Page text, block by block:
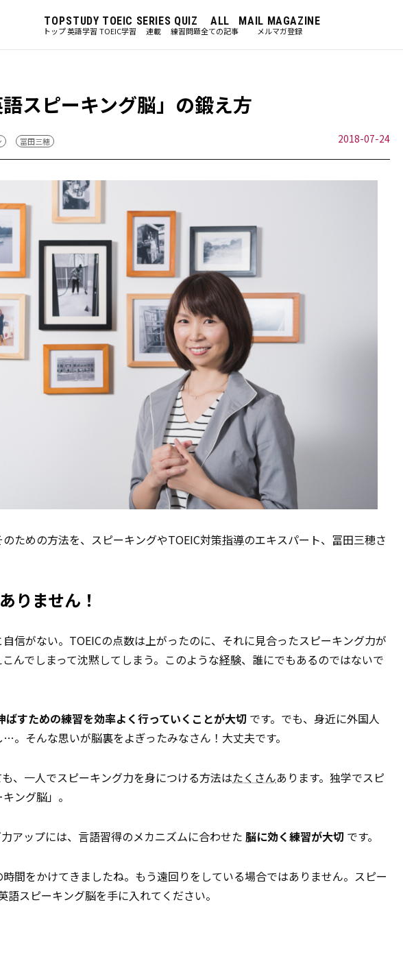
TOP
トップ
STUDY
英語学習
TOEIC
TOEIC学習
SERIES
連載
QUIZ
練習問題
ALL
全ての記事
MAIL MAGAZINE
メルマガ登録
スピーキング脳」の鍛え方
冨田三穂 2018-07-24
ための方法を、スピーキングやTOEIC対策指導のエキスパート、冨田三穂さ
りません！
信がない。TOEICの点数は上がったのに、それに見合ったスピーキング力が
んでしまって沈黙してしまう。このような経験、誰にでもあるのではないで
ばすための練習を効率よく行っていくことが大切 です。でも、身近に外国人
そんな思いが脳裏をよぎったみなさん！大丈夫です。
、一人でスピーキング力を身につける方法はたくさんあります。独学でスピ
ング脳」。
アップには、言語習得のメカニズムに合わせた 脳に効く練習が大切 です。
間をかけてきましたね。もう遠回りをしている場合ではありません。スピー
語スピーキング脳を手に入れてください。